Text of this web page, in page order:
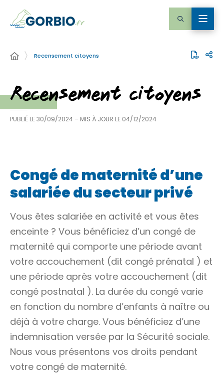
Recensement citoyens
Recensement citoyens
PUBLIÉ LE30/09/2024 – MIS À JOUR LE 04/12/2024
Congé de maternité d’une
salariée du secteur privé
Vous êtes salariée en activité et vous êtes
enceinte ? Vous bénéficiez d’un congé de
maternité qui comporte une période avant
votre accouchement (dit congé prénatal ) et
une période après votre accouchement (dit
congé postnatal ). La durée du congé varie
en fonction du nombre d’enfants à naître ou
déjà à votre charge. Vous bénéficiez d’une
indemnisation versée par la Sécurité sociale.
Nous vous présentons vos droits pendant
votre congé de maternité.